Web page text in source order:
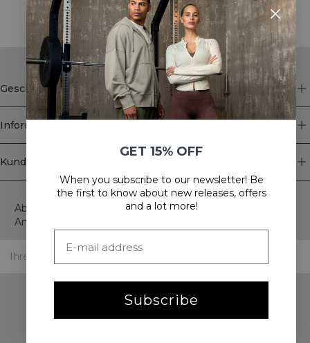
STYLE WITH
Geschäft
Information
Kundendienst
Newsletter
Abonnieren Sie unseren Newsletter! Erhalten Sie exklusive
Angebote, unsere neuesten Nachrichten und vieles mehr.
GET 15% OFF
When you subscribe to our newsletter! Be
the first to know about new releases, offers
and a lot more!
Subscribe